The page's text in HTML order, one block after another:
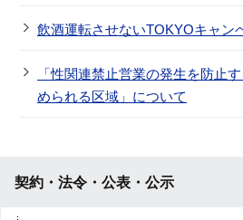
飲酒運転させないTOKYOキャン
「性関連禁止営業の発生を防止
められる区域」について
契約・法令・公表・公示